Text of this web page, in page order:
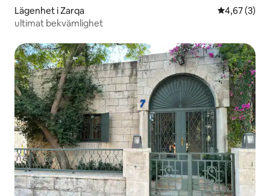
Lägenhet i Zarqa 4,67 av 5 i
4,67 (3)
ultimat bekvämlighet